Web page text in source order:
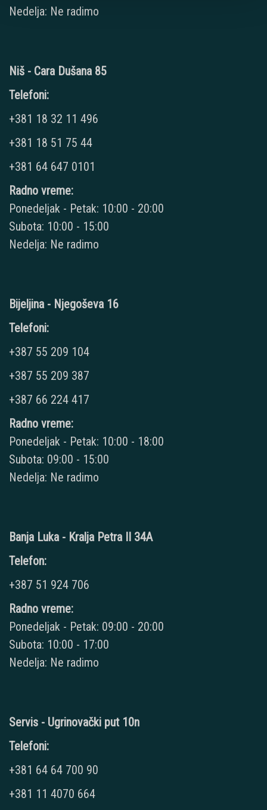
Nedelja: Ne radimo
Niš - Cara Dušana 85
Telefoni:
+381 18 32 11 496
+381 18 51 75 44
+381 64 647 0101
Radno vreme:
Ponedeljak - Petak: 10:00 - 20:00
Subota: 10:00 - 15:00
Nedelja: Ne radimo
Bijeljina - Njegoševa 16
Telefoni:
+387 55 209 104
+387 55 209 387
+387 66 224 417
Radno vreme:
Ponedeljak - Petak: 10:00 - 18:00
Subota: 09:00 - 15:00
Nedelja: Ne radimo
Banja Luka - Kralja Petra II 34A
Telefon:
+387 51 924 706
Radno vreme:
Ponedeljak - Petak: 09:00 - 20:00
Subota: 10:00 - 17:00
Nedelja: Ne radimo
Servis - Ugrinovački put 10n
Telefoni:
+381 64 64 700 90
+381 11 4070 664